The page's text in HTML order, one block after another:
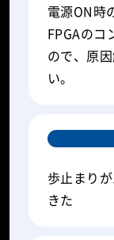
電源ON時
FPGAのコ
ので、原
い。
歩止まり
きた